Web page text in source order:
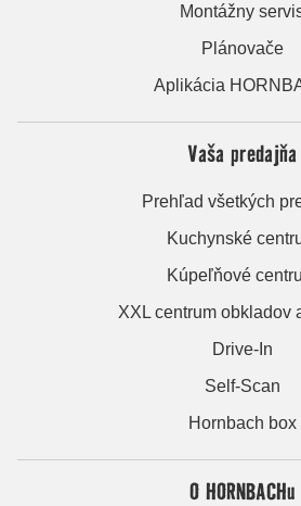
Montážny
Plánovače
Aplikácia
Vaša predajňa
Prehľad všetkých
Kuchynské
Kúpeľňové
XXL centrum obkladov
Drive-In
Self-Scan
Hornbach box
O HORNBACHu